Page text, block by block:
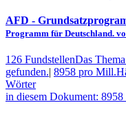
AFD -
Programm für Deutschland.
126 FundstellenDas
gefunden.| 8958 pro Mill.
Wörter
in diesem Dokument: 8958